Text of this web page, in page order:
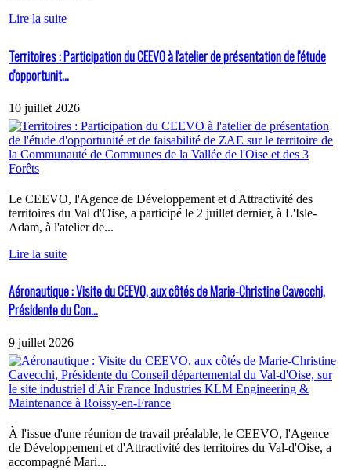
Lire la suite
Territoires : Participation du CEEVO à l'atelier de présentation de l'étude
d'opportunit...
10 juillet 2026
Le CEEVO, l'Agence de Développement et d'Attractivité des
territoires du Val d'Oise, a participé le 2 juillet dernier, à L'Isle-
Adam, à l'atelier de...
Lire la suite
Aéronautique : Visite du CEEVO, aux côtés de Marie-Christine Cavecchi,
Présidente du Con...
9 juillet 2026
À l'issue d'une réunion de travail préalable, le CEEVO, l'Agence
de Développement et d'Attractivité des territoires du Val-d'Oise, a
accompagné Mari...